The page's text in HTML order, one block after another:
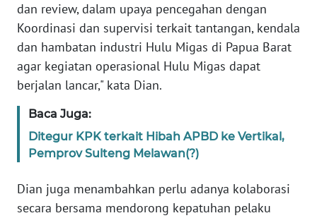
dan review, dalam upaya pencegahan dengan
Koordinasi dan supervisi terkait tantangan, kendala
dan hambatan industri Hulu Migas di Papua Barat
agar kegiatan operasional Hulu Migas dapat
berjalan lancar," kata Dian.
Baca Juga:
Ditegur KPK terkait Hibah APBD ke Vertikal,
Pemprov Sulteng Melawan(?)
Dian juga menambahkan perlu adanya kolaborasi
secara bersama mendorong kepatuhan pelaku
WN
JABAR
BANTEN
NTT